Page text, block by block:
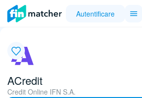
Autentificare
ACredit
Credit Online IFN S.A.